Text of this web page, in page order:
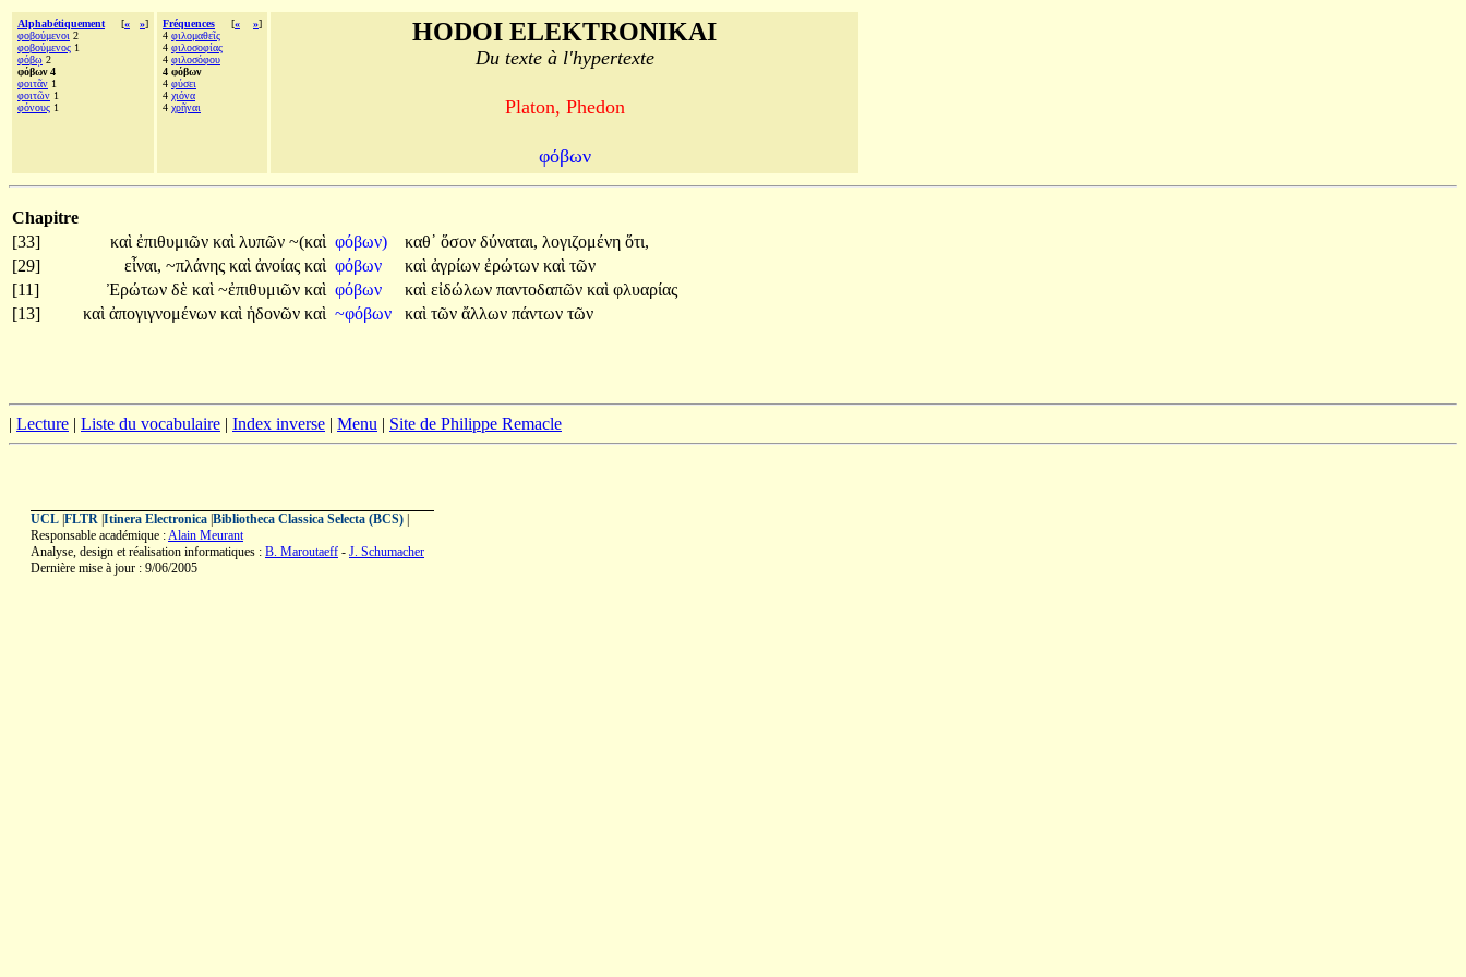
Alphabétiquement [« »]
φοβούμενοι 2
φοβούμενος 1
φόβῳ 2
φόβων 4
φοιτᾶν 1
φοιτῶν 1
φόνους 1
Fréquences [« »]
4 φιλομαθεῖς
4 φιλοσοφίας
4 φιλοσόφου
4 φόβων
4 φύσει
4 χιόνα
4 χρῆναι
HODOI ELEKTRONIKAI
Du texte à l'hypertexte
Platon, Phedon
φόβων
Chapitre
[33]
καὶ ἐπιθυμιῶν καὶ λυπῶν ~(καὶ φόβων) καθ᾽ ὅσον δύναται, λογιζομένη ὅτι,
[29]
εἶναι, ~πλάνης καὶ ἀνοίας καὶ φόβων καὶ ἀγρίων ἐρώτων καὶ τῶν
[11]
Ἐρώτων δὲ καὶ ~ἐπιθυμιῶν καὶ φόβων καὶ εἰδώλων παντοδαπῶν καὶ φλυαρίας
[13]
καὶ ἀπογιγνομένων καὶ ἡδονῶν καὶ ~φόβων καὶ τῶν ἄλλων πάντων τῶν
| Lecture | Liste du vocabulaire | Index inverse | Menu | Site de Philippe Remacle
UCL FLTR Itinera Electronica Bibliotheca Classica Selecta (BCS)
Responsable académique :Alain Meurant
Analyse, design et réalisation informatiques : B. Maroutaeff - J. Schumacher
Dernière mise à jour : 9/06/2005